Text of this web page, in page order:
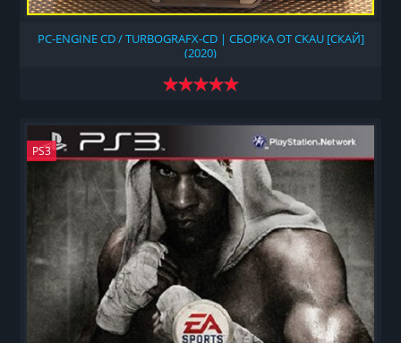
PC-ENGINE CD / TURBOGRAFX-CD | СБОРКА ОТ CKAU [СКАЙ]
(2020)
PS3